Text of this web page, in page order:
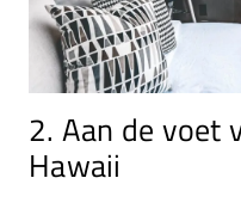
2. Aan de voet
Hawaii